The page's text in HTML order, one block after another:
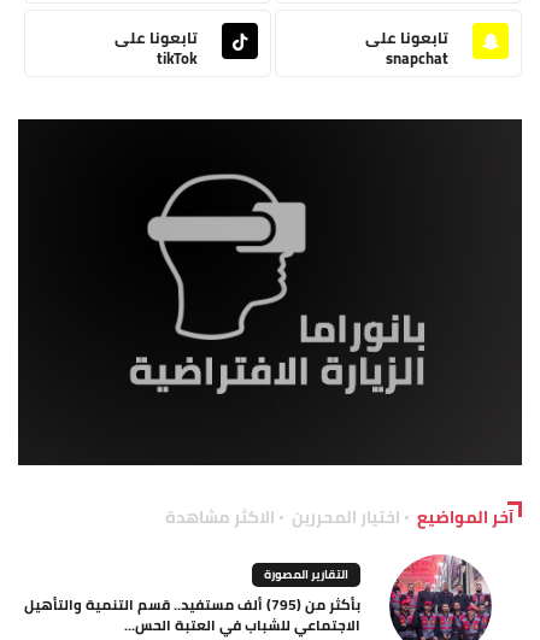
تابعونا على
snapchat
تابعونا على
tikTok
آخر المواضيع اختيار المحررين الاكثر مشاهدة
التقارير المصورة
بأكثر من (795) ألف مستفيد.. قسم التنمية والتأهيل
الاجتماعي للشباب في العتبة الحس...